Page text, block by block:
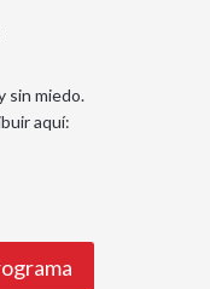
sin miedo.
aquí: